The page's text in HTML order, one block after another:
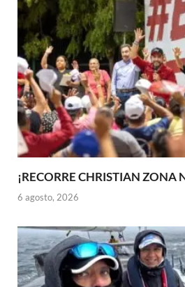
¡RECORRE CHRISTIAN ZONA
6 agosto, 2026